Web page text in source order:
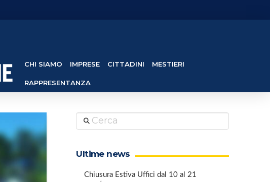
CHI SIAMO IMPRESE CITTADINI MESTIERI
RAPPRESENTANZA
Cerca
Ultime news
Chiusura Estiva Uffici dal 10 al 21